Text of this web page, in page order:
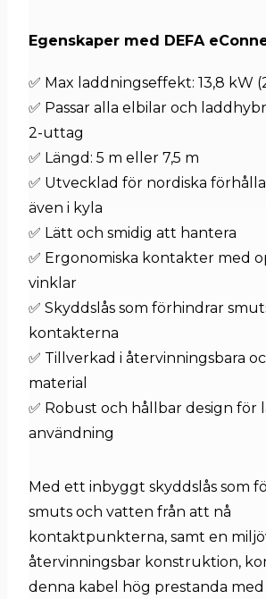
Egenskaper med DEFA
✅ Max laddningseffekt: 13,8 kW
✅ Passar alla elbilar och
2-uttag
✅ Längd: 5 m eller 7,5 m
✅ Utvecklad för nordiska
även i kyla
✅ Lätt och smidig att hantera
✅ Ergonomiska kontakter med
vinklar
✅ Skyddslås som förhindrar
kontakterna
✅ Tillverkad i återvinningsbara
material
✅ Robust och hållbar design för
användning
Med ett inbyggt skyddslås som
smuts och vatten från att nå
kontaktpunkterna, samt en
återvinningsbar konstruktion,
denna kabel hög prestanda